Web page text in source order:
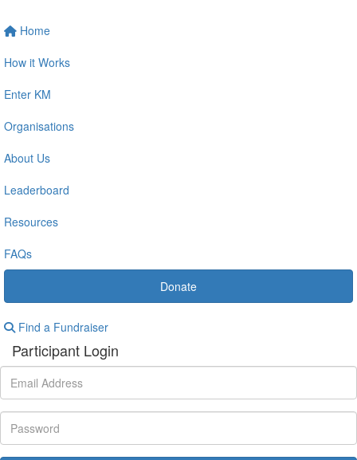
Home
How it Works
Enter KM
Organisations
About Us
Leaderboard
Resources
FAQs
Donate
Find a Fundraiser
Participant Login